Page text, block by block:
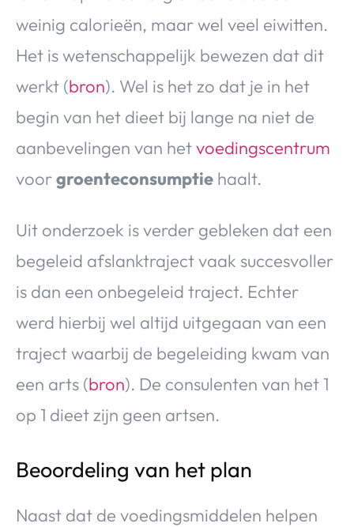
weinig calorieën, maar wel veel eiwitten.
Het is wetenschappelijk bewezen dat dit
werkt (bron). Wel is het zo dat je in het
begin van het dieet bij lange na niet de
aanbevelingen van hetvoedingscentrum
voorgroenteconsumptie haalt.
Uit onderzoek is verder gebleken dat een
begeleid afslanktraject vaak succesvoller
is dan een onbegeleid traject. Echter
werd hierbij wel altijd uitgegaan van een
traject waarbij de begeleiding kwam van
een arts (bron). De consulenten van het 1
op 1 dieet zijn geen artsen.
Beoordeling van het plan
Naast dat de voedingsmiddelen helpen